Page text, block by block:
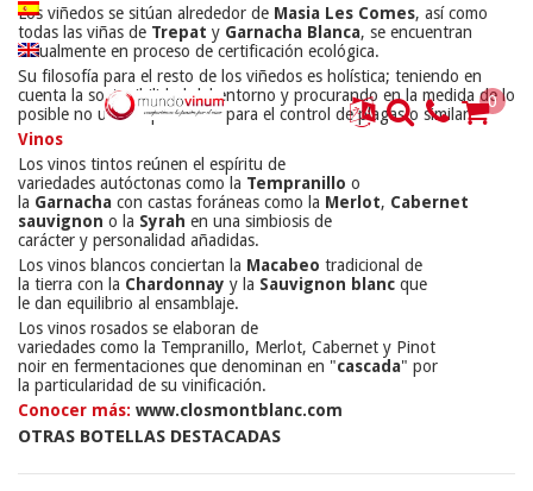
Los viñedos se sitúan alrededor de Masia Les Comes, así como
todas las viñas de Trepat y Garnacha Blanca, se encuentran
actualmente en proceso de certificación ecológica.
Su filosofía para el resto de los viñedos es holística; teniendo en
cuenta la sostenibilidad del entorno y procurando en la medida de lo
posible no utilizar pesticidas para el control de plagas o similar.
Vinos
Los vinos tintos reúnen el espíritu de
variedades autóctonas como la Tempranillo o
la Garnacha con castas foráneas como la Merlot, Cabernet
sauvignon o la Syrah en una simbiosis de
carácter y personalidad añadidas.
Los vinos blancos conciertan la Macabeo tradicional de
la tierra con la Chardonnay y la Sauvignon blanc que
le dan equilibrio al ensamblaje.
Los vinos rosados ​​se elaboran de
variedades como la Tempranillo, Merlot, Cabernet y Pinot
noir en fermentaciones que denominan en "cascada" por
la particularidad de su vinificación.
Conocer más: www.closmontblanc.com
OTRAS BOTELLAS DESTACADAS
0